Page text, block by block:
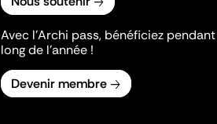
Avec l’Archi pass, bénéficiez
long de l’année !
Devenir membre